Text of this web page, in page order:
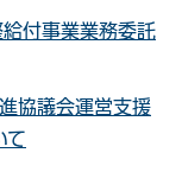
付事業業務委託
協議会運営支援
て